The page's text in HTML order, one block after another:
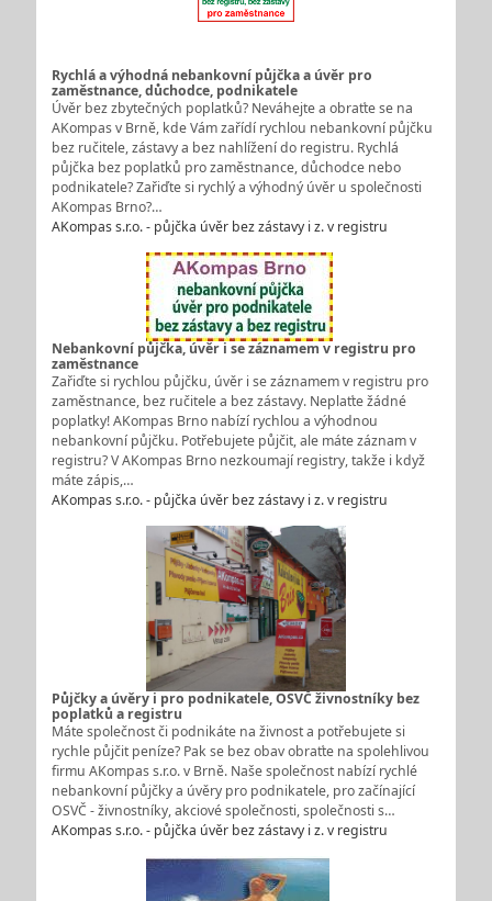
Rychlá a výhodná nebankovní půjčka a úvěr pro
zaměstnance, důchodce, podnikatele
Úvěr bez zbytečných poplatků? Neváhejte a obraťte se na
AKompas v Brně, kde Vám zařídí rychlou nebankovní půjčku
bez ručitele, zástavy a bez nahlížení do registru. Rychlá
půjčka bez poplatků pro zaměstnance, důchodce nebo
podnikatele? Zařiďte si rychlý a výhodný úvěr u společnosti
AKompas Brno?…
AKompas s.r.o. - půjčka úvěr bez zástavy i z. v registru
Nebankovní půjčka, úvěr i se záznamem v registru pro
zaměstnance
Zařiďte si rychlou půjčku, úvěr i se záznamem v registru pro
zaměstnance, bez ručitele a bez zástavy. Neplaťte žádné
poplatky! AKompas Brno nabízí rychlou a výhodnou
nebankovní půjčku. Potřebujete půjčit, ale máte záznam v
registru? V AKompas Brno nezkoumají registry, takže i když
máte zápis,…
AKompas s.r.o. - půjčka úvěr bez zástavy i z. v registru
Půjčky a úvěry i pro podnikatele, OSVČ živnostníky bez
poplatků a registru
Máte společnost či podnikáte na živnost a potřebujete si
rychle půjčit peníze? Pak se bez obav obraťte na spolehlivou
firmu AKompas s.r.o. v Brně. Naše společnost nabízí rychlé
nebankovní půjčky a úvěry pro podnikatele, pro začínající
OSVČ - živnostníky, akciové společnosti, společnosti s…
AKompas s.r.o. - půjčka úvěr bez zástavy i z. v registru